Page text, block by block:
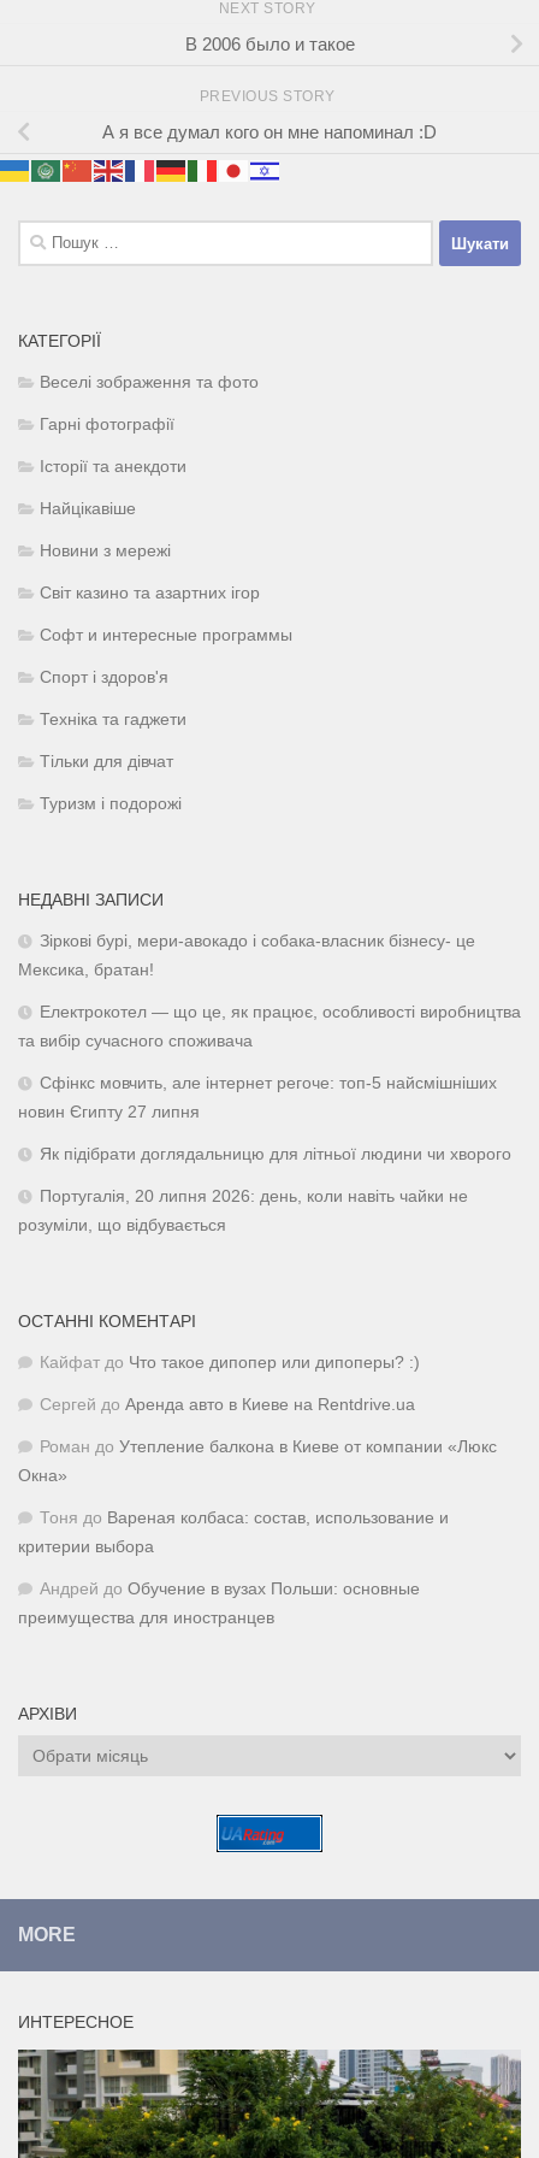
NEXT STORY
В 2006 было и такое
PREVIOUS STORY
А я все думал кого он мне напоминал :D
Пошук:
КАТЕГОРІЇ
Веселі зображення та фото
Гарні фотографії
Історії та анекдоти
Найцікавіше
Новини з мережі
Світ казино та азартних ігор
Софт и интересные программы
Спорт і здоров'я
Техніка та гаджети
Тільки для дівчат
Туризм і подорожі
НЕДАВНІ ЗАПИСИ
Зіркові бурі, мери-авокадо і собака-власник бізнесу- це
Мексика, братан!
Електрокотел — що це, як працює, особливості виробництва
та вибір сучасного споживача
Сфінкс мовчить, але інтернет регоче: топ-5 найсмішніших
новин Єгипту 27 липня
Як підібрати доглядальницю для літньої людини чи хворого
Португалія, 20 липня 2026: день, коли навіть чайки не
розуміли, що відбувається
ОСТАННІ КОМЕНТАРІ
Кайфат до Что такое дипопер или дипоперы? :)
Сергей до Аренда авто в Киеве на Rentdrive.ua
Роман до Утепление балкона в Киеве от компании «Люкс
Окна»
Тоня до Вареная колбаса: состав, использование и
критерии выбора
Андрей до Обучение в вузах Польши: основные
преимущества для иностранцев
АРХІВИ
Архіви
MORE
ИНТЕРЕСНОЕ